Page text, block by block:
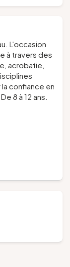
L'occasion
à travers des
acrobatie,
confiance en
8 à 12 ans.